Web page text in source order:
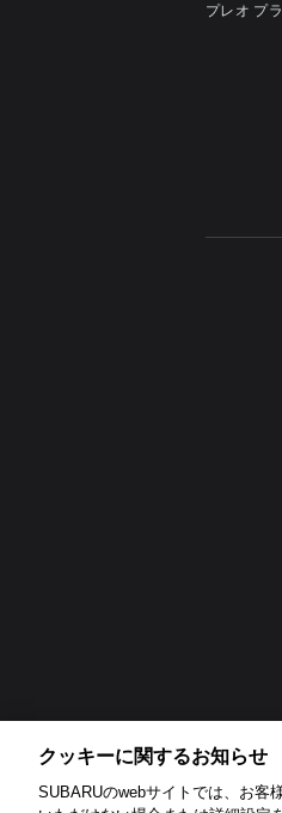
プレオ プ
クッキーに関するお知らせ​
SUBARUのwebサイトでは、お客